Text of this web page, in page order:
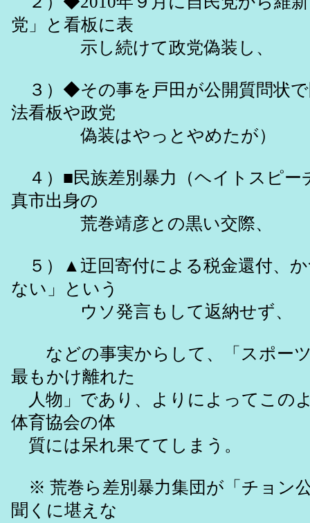
党」と看板に表
示し続けて政党偽装し、
３）◆その事を戸田が公開質問状
法看板や政党
偽装はやっとやめたが）
４）■民族差別暴力（ヘイトスピー
真市出身の
荒巻靖彦との黒い交際、
５）▲迂回寄付による税金還付、
ない」という
ウソ発言もして返納せず、
などの事実からして、「スポー
最もかけ離れた
人物」であり、よりによってこの
体育協会の体
質には呆れ果ててしまう。
※ 荒巻ら差別暴力集団が「チョン
聞くに堪えな